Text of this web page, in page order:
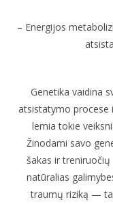
– Energijos
Genetika vaidina
atsistatymo procese
lemia tokie
Žinodami savo
šakas ir
natūralias
traumų riziką —